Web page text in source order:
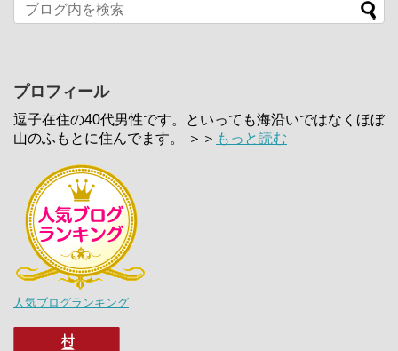
プロフィール
逗子在住の40代男性です。といっても海沿いではなくほぼ
山のふもとに住んでます。 ＞＞ もっと読む
人気ブログランキング